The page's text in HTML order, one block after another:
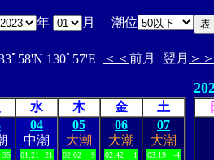
年 月 潮位
ﾟ58'N 130ﾟ57'E ＜＜ 前月 翌月 ＞＞
水 木 金
土
35
04
中潮
01:21
21
05
大潮
02:02
9
06
大潮
02:42
1
07
大潮
03:19
-4